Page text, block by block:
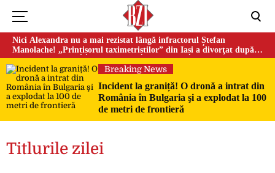
Nici Alexandra nu a mai rezistat lângă infractorul Ștefan
Manolache! „Prințișorul taximetriștilor” din Iași a divorţat după
doi ani de căsnicie
Breaking News
Incident la graniță! O dronă a intrat din
România în Bulgaria şi a explodat la 100
de metri de frontieră
Titlurile zilei